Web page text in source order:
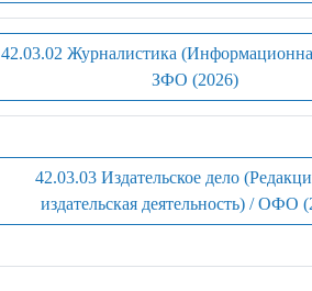
42.03.02 Журналистика
ЗФО (2026)
42.03.03 Издательское дело
издательская деятельность) / ОФО